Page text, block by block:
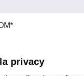
privacy